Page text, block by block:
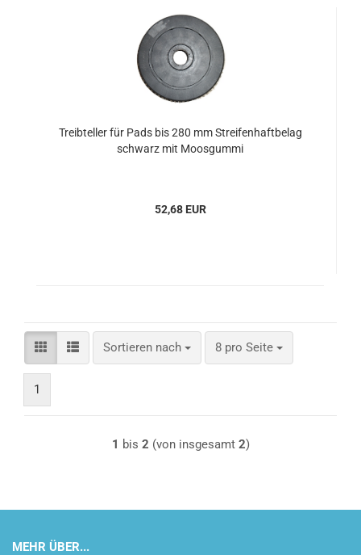
Treibteller für Pads bis 280 mm Streifenhaftbelag
schwarz mit Moosgummi
52,68 EUR
Sortieren nach
Sortieren nach 8 pro Seite
pro Seite
1
1 bis 2 (von insgesamt 2)
MEHR ÜBER...